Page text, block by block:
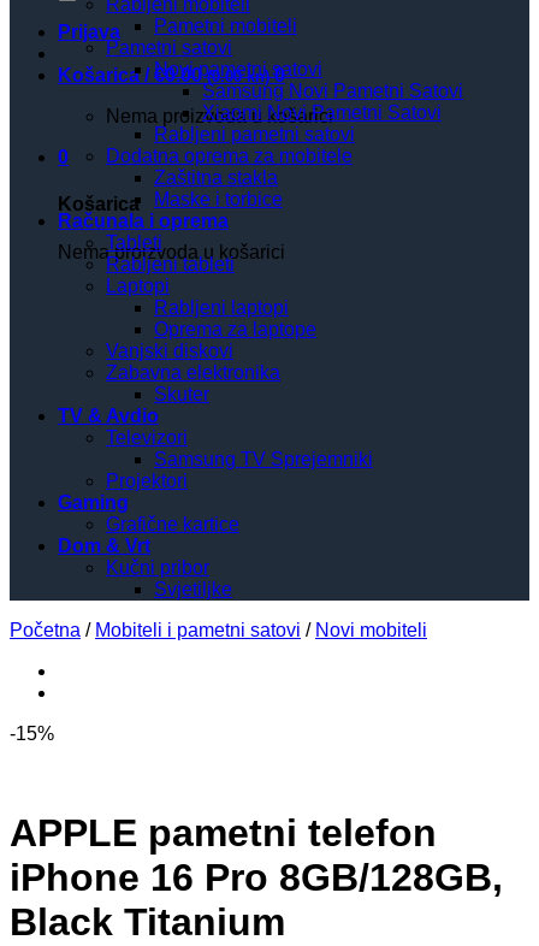
Prijava
Košarica /€0.00 (0.00 kn) 0
Nema proizvoda u košarici
0
Košarica
Nema proizvoda u košarici
Rabljeni mobiteli
Pametni mobiteli
Pametni satovi
Novi pametni satovi
Samsung Novi Pametni Satovi
Xiaomi Novi Pametni Satovi
Rabljeni pametni satovi
Dodatna oprema za mobitele
Zaštitna stakla
Maske i torbice
Računala i oprema
Tableti
Rabljeni tableti
Laptopi
Rabljeni laptopi
Oprema za laptope
Vanjski diskovi
Zabavna elektronika
Skuter
TV & Avdio
Televizori
Samsung TV Sprejemniki
Projektori
Gaming
Grafične kartice
Dom & Vrt
Kučni pribor
Svjetiljke
Početna / Mobiteli i pametni satovi / Novi mobiteli
-15%
APPLE pametni telefon
iPhone 16 Pro 8GB/128GB,
Black Titanium